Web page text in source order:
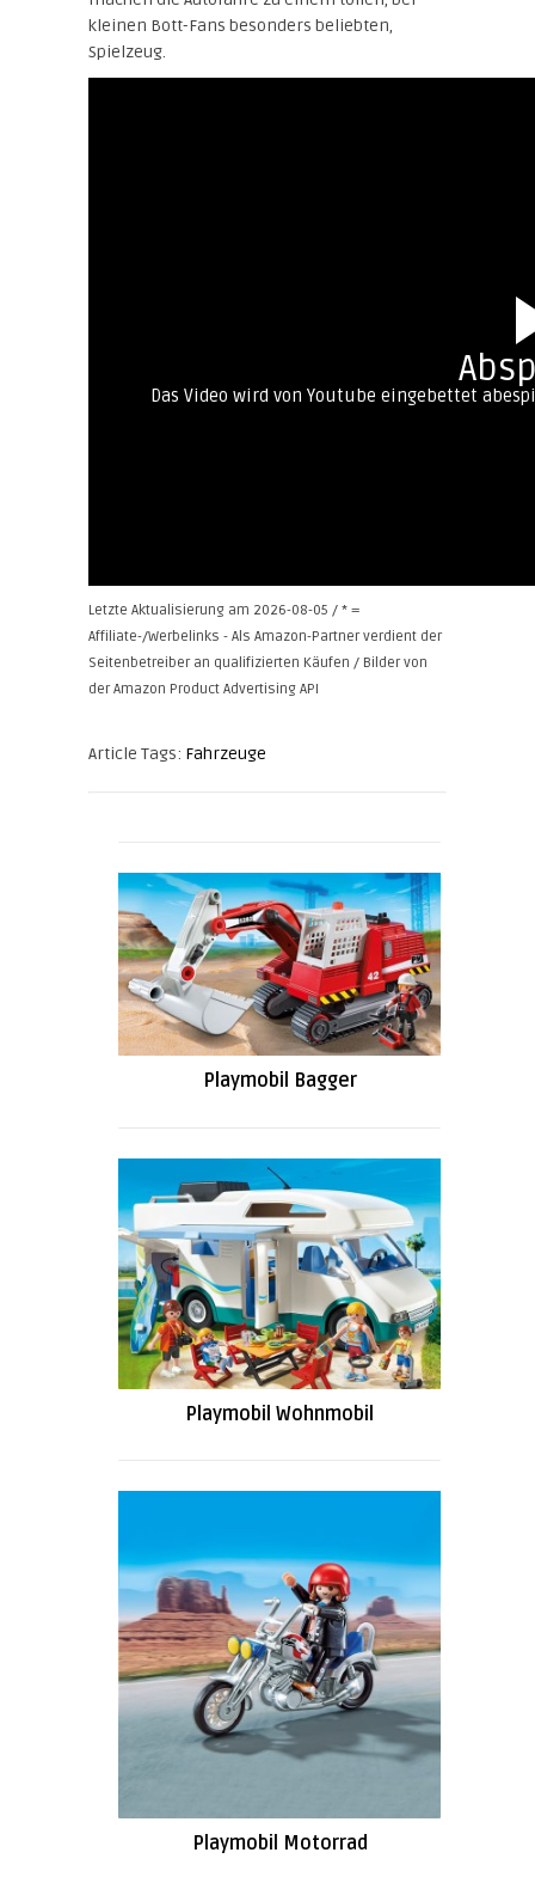
kleinen Bott-Fans besonders beliebten,
Spielzeug.
Das Video wird von Youtube eingebettet
Letzte Aktualisierung am 2026-08-05 / * =
Affiliate-/Werbelinks - Als Amazon-Partner verdient der
Seitenbetreiber an qualifizierten Käufen / Bilder von
der Amazon Product Advertising API
Article Tags: Fahrzeuge
Playmobil Bagger
Playmobil Wohnmobil
Playmobil Motorrad